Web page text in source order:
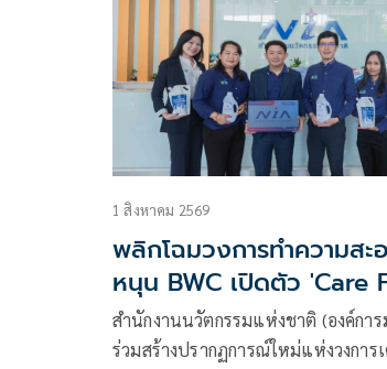
1 สิงหาคม 2569
พลิกโฉมวงการทำความสะ
หนุน BWC เปิดตัว 'Care
นวัตกรรมเปลี่ยนของเสีย
น้ำยาถูพื้นรักษ์โลกสุดล้ำ
สำนักงานนวัตกรรมแห่งชาติ (องค์กา
ร่วมสร้างปรากฏการณ์ใหม่แห่งวงการ